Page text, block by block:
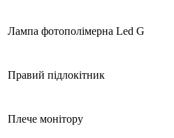
Лампа фотополімерна Led G
Правий підлокітник
Плече монітору